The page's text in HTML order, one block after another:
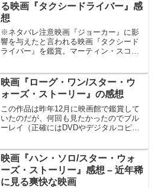
る映画『タクシードライバー』感
想
※ネタバレ注意映画『ジョーカー』に影
響を与えたと言われる映画『タクシード
ライバー』を鑑賞。マーティン・スコセ
ーンがありました。でも類似点は思って
いたほど多くはなかっ...
映画『ローグ・ワン/スター・ウ
ォーズ・ストーリー』の感想
この作品は昨年12月に映画館で鑑賞して
いたのだが、何回も見たかったのでブル
ーレイ（正確にはDVDやデジタルコピー
い、止めたり戻したりしながら見られる
のがメリット。好...
映画『ハン・ソロ/スター・ウォ
ーズ・ストーリー』感想 – 近年稀
に見る爽快な映画